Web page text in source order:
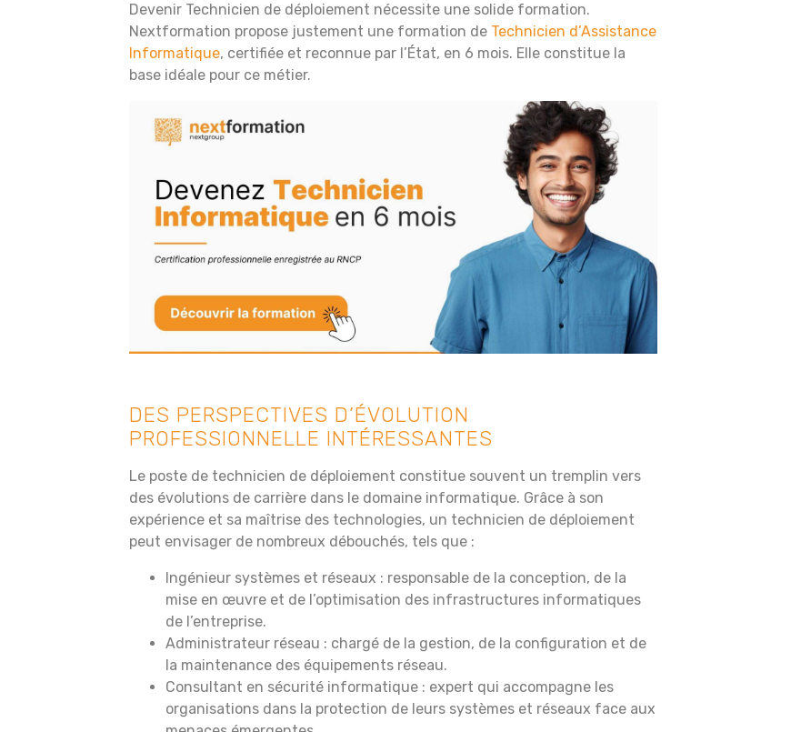
Devenir Technicien de déploiement nécessite une solide formation.
Nextformation propose justement une formation de Technicien d’Assistance
Informatique, certifiée et reconnue par l’État, en 6 mois. Elle constitue la
base idéale pour ce métier.
DES PERSPECTIVES D’ÉVOLUTION
PROFESSIONNELLE INTÉRESSANTES
Le poste de technicien de déploiement constitue souvent un tremplin vers
des évolutions de carrière dans le domaine informatique. Grâce à son
expérience et sa maîtrise des technologies, un technicien de déploiement
peut envisager de nombreux débouchés, tels que :
Ingénieur systèmes et réseaux : responsable de la conception, de la
mise en œuvre et de l’optimisation des infrastructures informatiques
de l’entreprise.
Administrateur réseau : chargé de la gestion, de la configuration et de
la maintenance des équipements réseau.
Consultant en sécurité informatique : expert qui accompagne les
organisations dans la protection de leurs systèmes et réseaux face aux